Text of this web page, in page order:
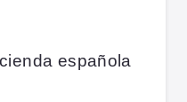
española